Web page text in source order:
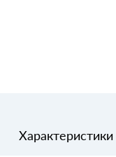
Характеристики